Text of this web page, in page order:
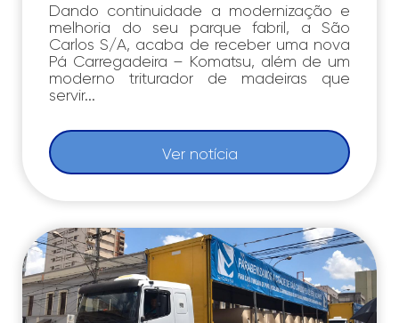
Dando continuidade a modernização e
melhoria do seu parque fabril, a São
Carlos S/A, acaba de receber uma nova
Pá Carregadeira – Komatsu, além de um
moderno triturador de madeiras que
servir...
Ver notícia